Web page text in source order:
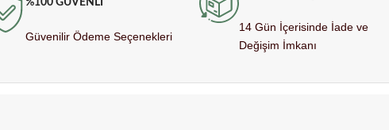
Güvenilir Ödeme Seçenekleri
14 Gün İçerisinde İade ve
Değişim İmkanı